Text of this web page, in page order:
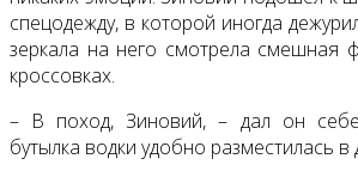
спецодежду, в которой иногда
зеркала на него смотрела смешная
кроссовках.
– В поход, Зиновий, – дал он
бутылка водки удобно разместилась в